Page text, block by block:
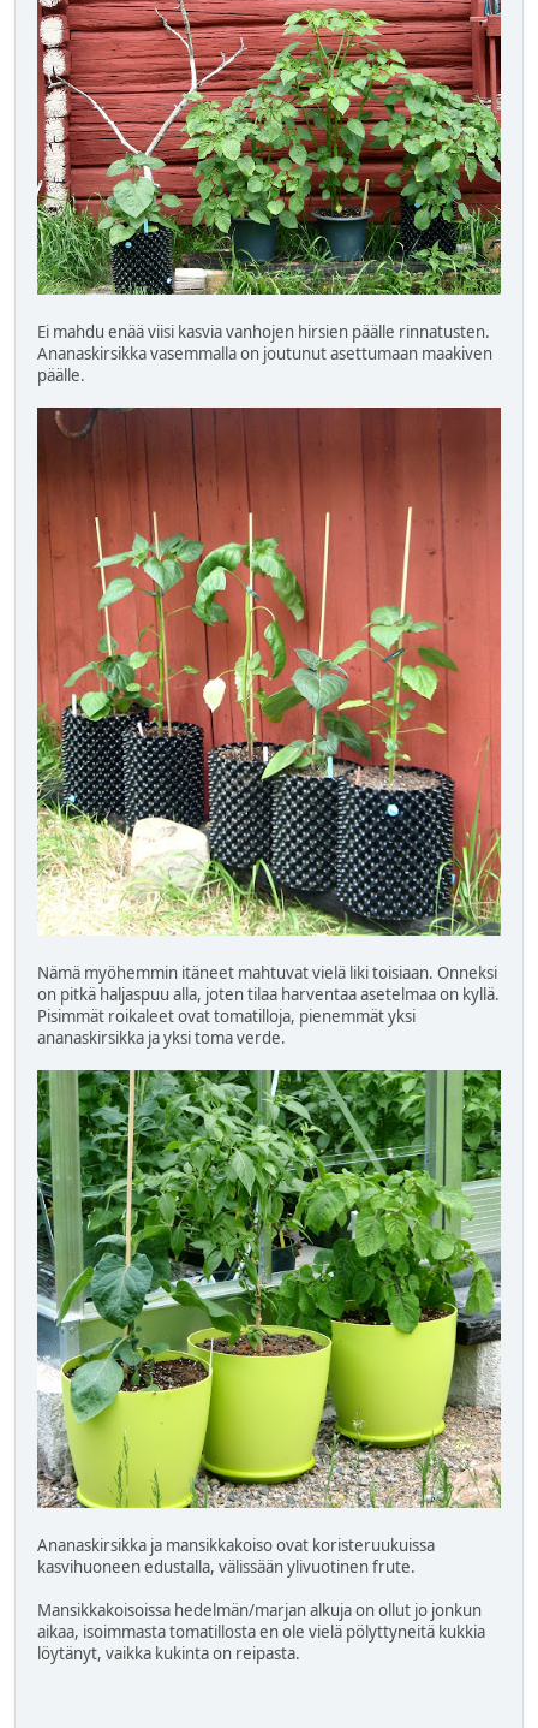
Ei mahdu enää viisi kasvia vanhojen hirsien päälle rinnatusten.
Ananaskirsikka vasemmalla on joutunut asettumaan maakiven
päälle.
Nämä myöhemmin itäneet mahtuvat vielä liki toisiaan. Onneksi
on pitkä haljaspuu alla, joten tilaa harventaa asetelmaa on kyllä.
Pisimmät roikaleet ovat tomatilloja, pienemmät yksi
ananaskirsikka ja yksi toma verde.
Ananaskirsikka ja mansikkakoiso ovat koristeruukuissa
kasvihuoneen edustalla, välissään ylivuotinen frute.
Mansikkakoisoissa hedelmän/marjan alkuja on ollut jo jonkun
aikaa, isoimmasta tomatillosta en ole vielä pölyttyneitä kukkia
löytänyt, vaikka kukinta on reipasta.